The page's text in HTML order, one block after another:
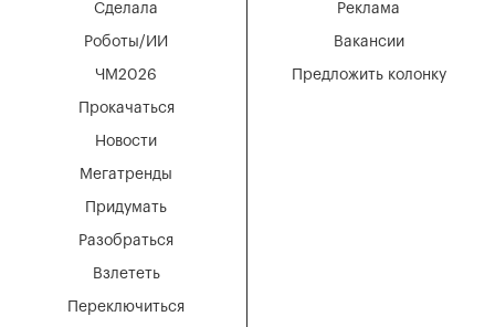
Мегатренды
Придумать
Разобраться
Взлететь
Новости
Переключиться
Сделала
Роботы/ИИ
ЧМ2026
Прокачаться
Вакансии
Реклама
Предложить колонку